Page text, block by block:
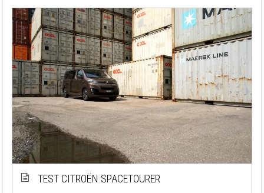
TEST CITROËN SPACETOURER